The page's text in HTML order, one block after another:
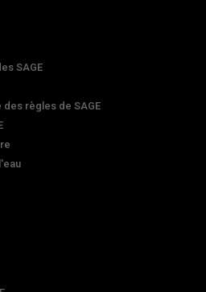
SAGE
des règles de SAGE